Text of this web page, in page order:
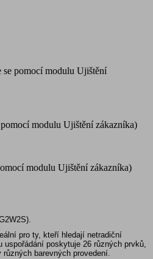
se pomocí modulu Ujištění
modulu Ujištění zákazníka)
modulu Ujištění zákazníka)
pro ty, kteří hledají netradiční
uspořádání poskytuje 26 různých prvků,
barevných provedení.